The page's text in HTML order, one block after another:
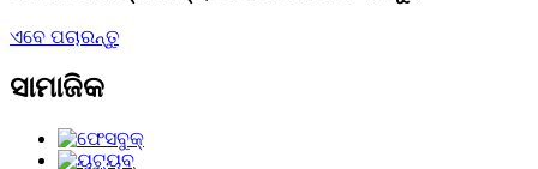
ଏବେ ପଚାରନ୍ତୁ
ସାମାଜିକ